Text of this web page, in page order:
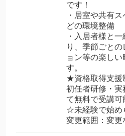
です！
・居室や共有
どの環境整備
・入居者様と
り、季節ごと
ョン等の楽し
す。
★資格取得支援
初任者研修・実
て無料で受講可
☆未経験で始め
変更範囲：変更